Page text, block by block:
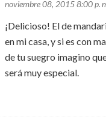
noviembre 08, 2015 8:00 p.
¡Delicioso! El de
en mi casa, y si es con
de tu suegro imagino
será muy especial.